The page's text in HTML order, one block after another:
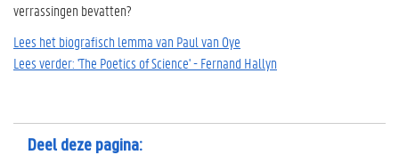
verrassingen bevatten?
Lees het biografisch lemma van Paul van Oye
Lees verder: 'The Poetics of Science' - Fernand Hallyn
Deel deze pagina: